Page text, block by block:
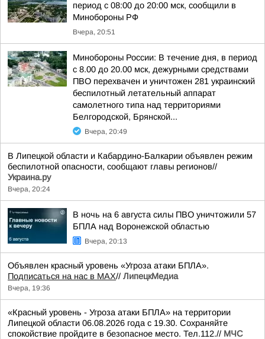
период с 08:00 до 20:00 мск, сообщили в
Минобороны РФ
Вчера, 20:51
Минобороны России: В течение дня, в период
с 8.00 до 20.00 мск, дежурными средствами
ПВО перехвачен и уничтожен 281 украинский
беспилотный летательный аппарат
самолетного типа над территориями
Белгородской, Брянской...
Вчера, 20:49
В Липецкой области и Кабардино-Балкарии объявлен режим
беспилотной опасности, сообщают главы регионов//
Украина.ру
Вчера, 20:24
В ночь на 6 августа силы ПВО уничтожили 57
БПЛА над Воронежской областью
Вчера, 20:13
Объявлен красный уровень «Угроза атаки БПЛА».
Подписаться на нас в МАХ// ЛипецкМедиа
Вчера, 19:36
«Красный уровень - Угроза атаки БПЛА» на территории
Липецкой области 06.08.2026 года с 19.30. Сохраняйте
спокойствие пройдите в безопасное место. Тел.112.// МЧС